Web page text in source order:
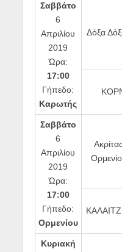
Σαββάτο
6
Απριλίου
2019
Ώρα:
17:00
Γήπεδο:
Καρωτής
Δόξα
Σαββάτο
6
Απριλίου
2019
Ώρα:
17:00
Γήπεδο:
Ορμενίου
Ακρίτας
Κυριακή